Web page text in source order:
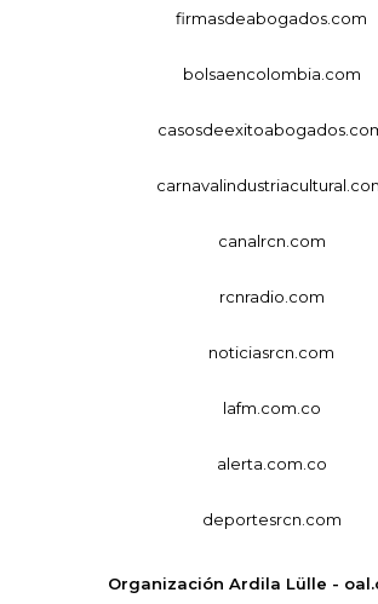
firmasdeabogados.com
bolsaencolombia.com
canalrcn.com
rcnradio.com
noticiasrcn.com
lafm.com.co
alerta.com.co
deportesrcn.com
Organización Ardila Lülle -